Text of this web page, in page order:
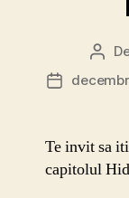
Dată
Te invit sa
capitolul